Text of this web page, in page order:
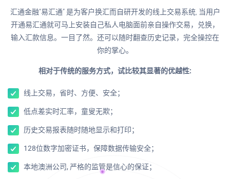
汇通金融“易汇通” 是为客户换汇而自研开发的线上交易系统, 当用户
开通易汇通就可马上安装自己私人电脑面前亲自操作交易，兑换，
输入汇款信息。一目了然。还可以随时翻查历史记录，完全操控在
你的掌心。
相对于传统的服务方式，试比较其显著的优越性:
线上交易，省时、方便、安全；
低点差实时汇率，童叟无欺；
历史交易报表随时随地显示和打印；
128位数字加密证书，保障数据传输安全；
本地澳洲公司, 严格的监管是信心的保证；